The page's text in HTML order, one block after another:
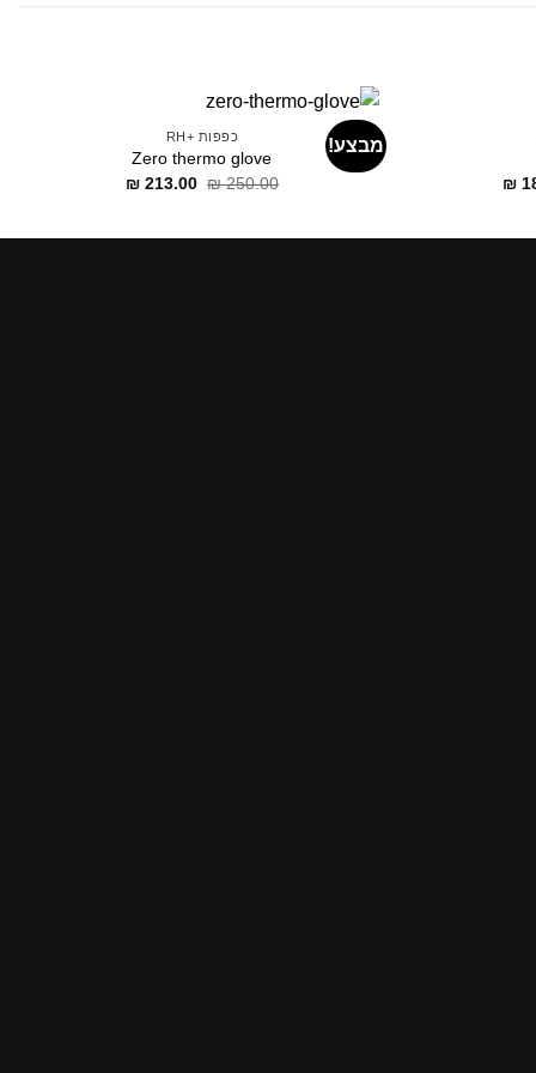
₪דילוג
מבצע! כפפות +RH
Zero thermo glove
₪250.00
דילוג
₪213.00